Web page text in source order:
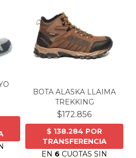
BOTA ALASKA LLAIMA
TREKKING
$172.856